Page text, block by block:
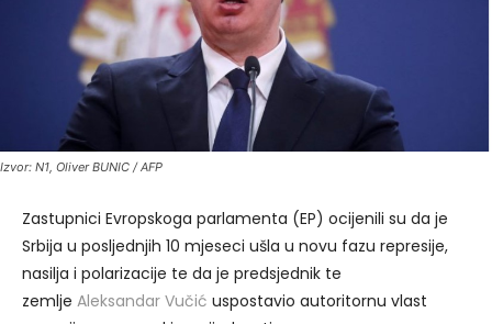
Izvor: N1, Oliver BUNIC / AFP
Zastupnici Evropskoga parlamenta (EP) ocijenili su da je
Srbija u posljednjih 10 mjeseci ušla u novu fazu represije,
nasilja i polarizacije te da je predsjednik te
zemlje Aleksandar Vučić uspostavio autoritornu vlast